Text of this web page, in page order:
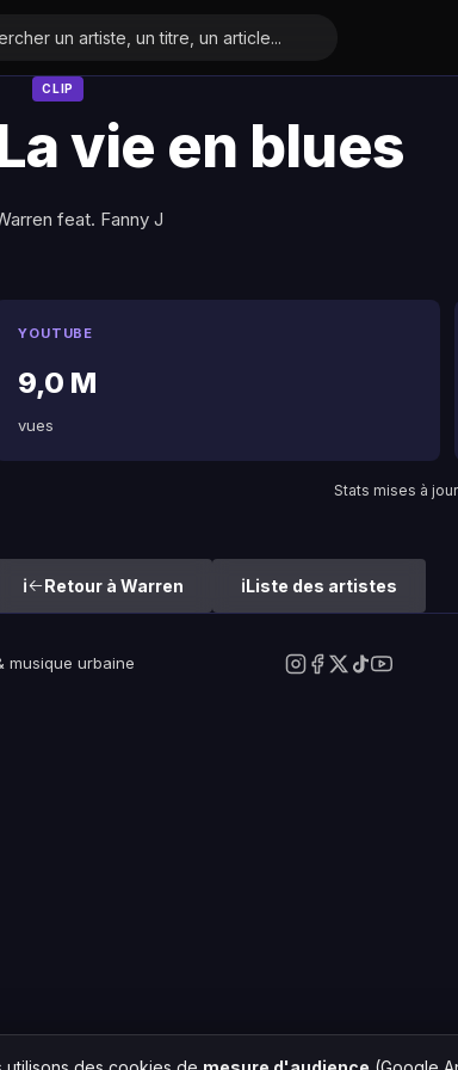
CLIP
vie en blues
feat. Fanny J
YOUTUBE
9,0 M
vues
Stats mises à
Retour à Warren Liste des artistes
musique urbaine